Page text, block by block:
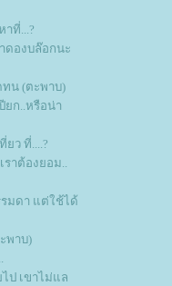
าที่...?
ดองบล๊อกนะ
ทน (ตะพาบ)
ยก..หรือน่า
ยว ที่....?
ราต้องยอม..
มดา แต่ใช้ได้
พาบ)
ไป เขาไม่แล